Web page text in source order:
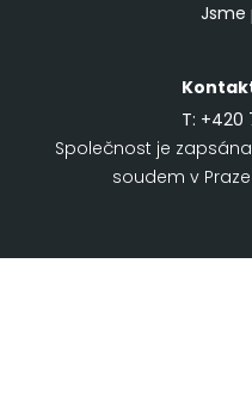
Jsme
T: +420
Společnost je
soudem v Praze